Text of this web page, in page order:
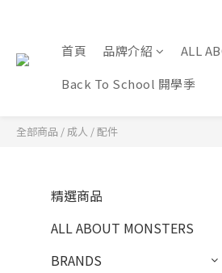
首頁 品牌介紹 ALL
Back To School 開學季
全部商品 / 成人 /配件
精選商品
ALL ABOUT MONSTERS
BRANDS